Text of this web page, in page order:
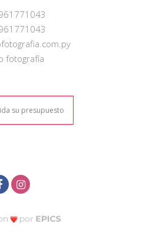
fotografía
su presupuesto